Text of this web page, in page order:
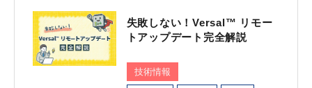
失敗しない！Versal™ リモー
トアップデート完全解説
技術情報